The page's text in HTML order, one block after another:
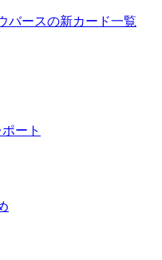
バースの新カード一覧
ート